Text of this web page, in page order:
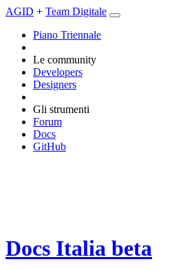
AGID + Team Digitale
Piano Triennale
Le community
Developers
Designers
Gli strumenti
Forum
Docs
GitHub
Docs Italia beta